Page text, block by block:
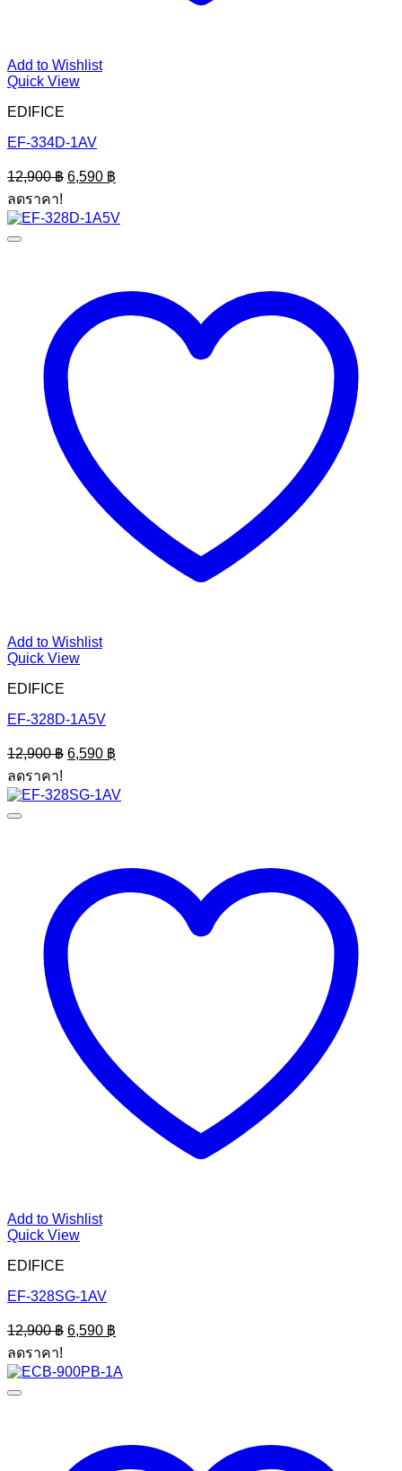
Add to Wishlist
Quick View
EDIFICE
EF-334D-1AV
12,900฿ Original
price
12,900 ฿.
6,590 ฿
price
6,590 ฿.
ลดราคา!
Add to Wishlist
Quick View
EDIFICE
EF-328D-1A5V
12,900฿ Original
price
12,900 ฿.
6,590 ฿
price
6,590 ฿.
ลดราคา!
Add to Wishlist
Quick View
EDIFICE
EF-328SG-1AV
12,900฿ Original
price
12,900 ฿.
6,590 ฿
price
6,590 ฿.
ลดราคา!